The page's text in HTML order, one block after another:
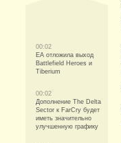
00:02
EA отложила выход
Battlefield Heroes и
Tiberium
00:02
Дополнение The Delta
Sector к FarCry будет
иметь значительно
улучшенную графику